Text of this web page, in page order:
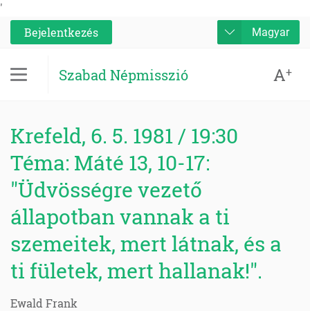
'
Bejelentkezés
Magyar
Szabad Népmisszió A+
Krefeld, 6. 5. 1981 / 19:30
Téma: Máté 13, 10-17:
"Üdvösségre vezető
állapotban vannak a ti
szemeitek, mert látnak, és a
ti fületek, mert hallanak!".
Ewald Frank